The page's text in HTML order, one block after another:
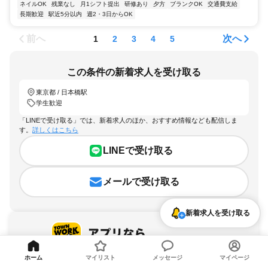
ネイルOK
残業なし 月1シフト提出 研修あり 夕方 ブランクOK
交通費支給
長期歓迎
駅近5分以内 週2・3日からOK
前へ 1 2 3 4 5 次へ
この条件の新着求人を受け取る
東京都 / 日本橋駅
学生歓迎
「LINEで受け取る」では、新着求人のほか、おすすめ情報なども配信しま
す。 詳しくはこちら
LINEで受け取る
メールで受け取る
新着求人を受け取る
ホーム マイリスト メッセージ マイページ